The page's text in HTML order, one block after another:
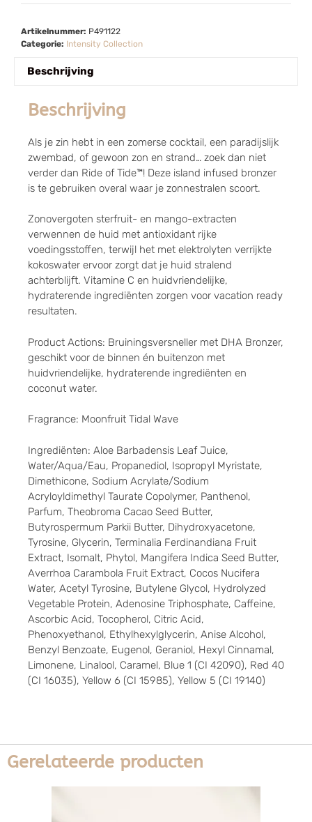
Artikelnummer: P491122
Categorie: Intensity Collection
Beschrijving
Beschrijving
Als je zin hebt in een zomerse cocktail, een paradijslijk
zwembad, of gewoon zon en strand… zoek dan niet
verder dan Ride of Tide™! Deze island infused bronzer
is te gebruiken overal waar je zonnestralen scoort.
Zonovergoten sterfruit- en mango-extracten
verwennen de huid met antioxidant rijke
voedingsstoffen, terwijl het met elektrolyten verrijkte
kokoswater ervoor zorgt dat je huid stralend
achterblijft. Vitamine C en huidvriendelijke,
hydraterende ingrediënten zorgen voor vacation ready
resultaten.
Product Actions: Bruiningsversneller met DHA Bronzer,
geschikt voor de binnen én buitenzon met
huidvriendelijke, hydraterende ingrediënten en
coconut water.
Fragrance: Moonfruit Tidal Wave
Ingrediënten: Aloe Barbadensis Leaf Juice,
Water/Aqua/Eau, Propanediol, Isopropyl Myristate,
Dimethicone, Sodium Acrylate/Sodium
Acryloyldimethyl Taurate Copolymer, Panthenol,
Parfum, Theobroma Cacao Seed Butter,
Butyrospermum Parkii Butter, Dihydroxyacetone,
Tyrosine, Glycerin, Terminalia Ferdinandiana Fruit
Extract, Isomalt, Phytol, Mangifera Indica Seed Butter,
Averrhoa Carambola Fruit Extract, Cocos Nucifera
Water, Acetyl Tyrosine, Butylene Glycol, Hydrolyzed
Vegetable Protein, Adenosine Triphosphate, Caffeine,
Ascorbic Acid, Tocopherol, Citric Acid,
Phenoxyethanol, Ethylhexylglycerin, Anise Alcohol,
Benzyl Benzoate, Eugenol, Geraniol, Hexyl Cinnamal,
Limonene, Linalool, Caramel, Blue 1 (CI 42090), Red 40
(CI 16035), Yellow 6 (CI 15985), Yellow 5 (CI 19140)
Gerelateerde producten